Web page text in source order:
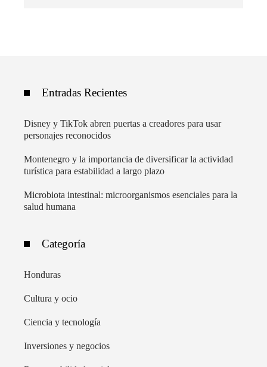
Entradas Recientes
Disney y TikTok abren puertas a creadores para usar
personajes reconocidos
Montenegro y la importancia de diversificar la actividad
turística para estabilidad a largo plazo
Microbiota intestinal: microorganismos esenciales para la
salud humana
Categoría
Honduras
Cultura y ocio
Ciencia y tecnología
Inversiones y negocios